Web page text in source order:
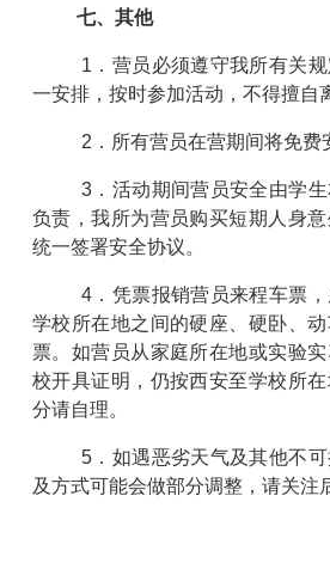
七、其他
1．营员必须遵守我所有关
一安排，按时参加活动，不得擅自
2．所有营员在营期间将免费
3．活动期间营员安全由学
负责，我所为营员购买短期人身
统一签署安全协议。
4．凭票报销营员来程车票
学校所在地之间的硬座、硬卧、
票。如营员从家庭所在地或实验
校开具证明，仍按西安至学校所
分请自理。
5．如遇恶劣天气及其他不
及方式可能会做部分调整，请关注